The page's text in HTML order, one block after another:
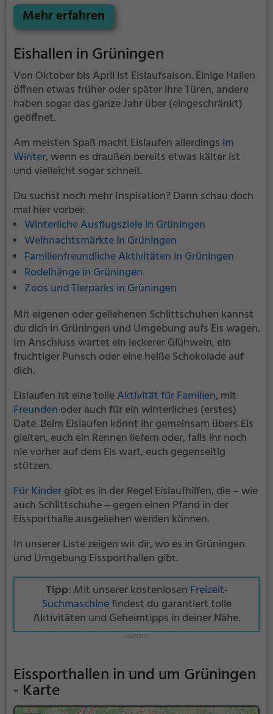
Kinder oder Anfänger können sich mit Laufhilfen
aufs Eis wagen.
Mehr erfahren
Eishallen in Grüningen
Von Oktober bis April ist Eislaufsaison. Einige Hallen
öffnen etwas früher oder später ihre Türen, andere
haben sogar das ganze Jahr über (eingeschränkt)
geöffnet.
Am meisten Spaß macht Eislaufen allerdings im
Winter, wenn es draußen bereits etwas kälter ist
und vielleicht sogar schneit.
Du suchst noch mehr Inspiration? Dann schau doch
mal hier vorbei:
Winterliche Ausflugsziele in Grüningen
Weihnachtsmärkte in Grüningen
Familienfreundliche Aktivitäten in Grüningen
Rodelhänge in Grüningen
Zoos und Tierparks in Grüningen
Mit eigenen oder geliehenen Schlittschuhen kannst
du dich in Grüningen und Umgebung aufs Eis wagen.
Im Anschluss wartet ein leckerer Glühwein, ein
fruchtiger Punsch oder eine heiße Schokolade auf
dich.
Eislaufen ist eine tolleAktivität für Familien, mit
Freunden oder auch für ein winterliches (erstes)
Date. Beim Eislaufen könnt ihr gemeinsam übers Eis
gleiten, euch ein Rennen liefern oder, falls ihr noch
nie vorher auf dem Eis wart, euch gegenseitig
stützen.
Für Kindergibt es in der Regel Eislaufhilfen, die – wie
auch Schlittschuhe – gegen einen Pfand in der
Eissporthalle ausgeliehen werden können.
In unserer Liste zeigen wir dir, wo es in Grüningen
und Umgebung Eissporthallen gibt.
Tipp: Mit unserer kostenlosen Freizeit-
Suchmaschinefindest du garantiert tolle
Aktivitäten und Geheimtipps in deiner Nähe.
Eissporthallen in und um Grüningen
- Karte